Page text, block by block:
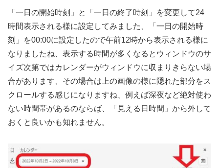
「一日の開始時刻」と「一日の終了時刻」を変更して24
時間表示される様に設定してみました、「一日の開始時
刻」を00:00に設定したので午前12時から表示される様に
なりましたね、表示する時間が多くなるとウィンドウのサ
イズ次第ではカレンダーがウィンドウに収まりきらない場
合があります、その場合は上の画像の様に隠れた部分をス
クロールする感じになりますね、例えば深夜など絶対使わ
ない時間帯があるのならば、「見える日時間」から外して
おくと良いかも知れません。